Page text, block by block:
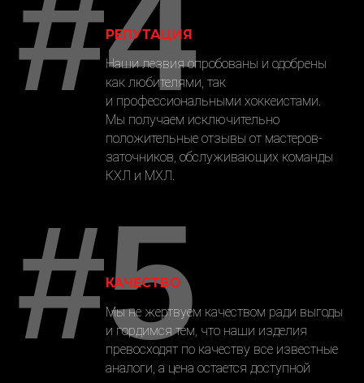
РЕПУТАЦИЯ
Наши лезвия опробованы и одобрены
как любителями, так
и профессиональными хоккеистами.
Мы получаем исключительно
положительные отзывы от мастеров-
заточников, обслуживающих команды
КХЛ и МХЛ.
КАЧЕСТВО
Мы не жертвуем качеством ради выгоды
и гордимся тем, что наши изделия
превосходят по качеству все известные
аналоги, а цена остается доступной
#5